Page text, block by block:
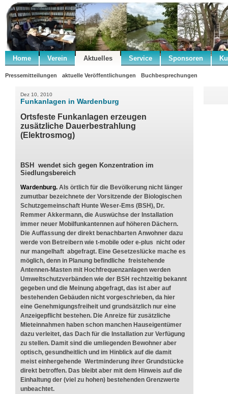
Home Verein Aktuelles Service Sponsoren
Pressemitteilungen aktuelle Veröffentlichungen Buchbesprechungen
Dez 10, 2010
Funkanlagen in Wardenburg
Ortsfeste Funkanlagen erzeugen
zusätzliche Dauerbestrahlung
(Elektrosmog)
BSH wendet sich gegen Konzentration im
Siedlungsbereich
Wardenburg. Als örtlich für die Bevölkerung nicht länger
zumutbar bezeichnete der Vorsitzende der Biologischen
Schutzgemeinschaft Hunte Weser-Ems (BSH), Dr.
Remmer Akkermann, die Auswüchse der Installation
immer neuer Mobilfunkantennen auf höheren Dächern.
Die Auffassung der direkt benachbarten Anwohner dazu
werde von Betreibern wie t-mobile oder e-plus nicht oder
nur mangelhaft abgefragt. Eine Gesetzeslücke mache es
möglich, denn in Planung befindliche freistehende
Antennen-Masten mit Hochfrequenzanlagen werden
Umweltschutzverbänden wie der BSH rechtzeitig bekannt
gegeben und die Meinung abgefragt, das ist aber auf
bestehenden Gebäuden nicht vorgeschrieben, da hier
eine Genehmigungsfreiheit und grundsätzlich nur eine
Anzeigepflicht bestehen. Die Anreize für zusätzliche
Mieteinnahmen haben schon manchen Hauseigentümer
dazu verleitet, das Dach für die Installation zur Verfügung
zu stellen. Damit sind die umliegenden Bewohner aber
optisch, gesundheitlich und im Hinblick auf die damit
meist einhergehende Wertminderung ihrer Grundstücke
direkt betroffen. Das bleibt aber mit dem Hinweis auf die
Einhaltung der (viel zu hohen) bestehenden Grenzwerte
unbeachtet.